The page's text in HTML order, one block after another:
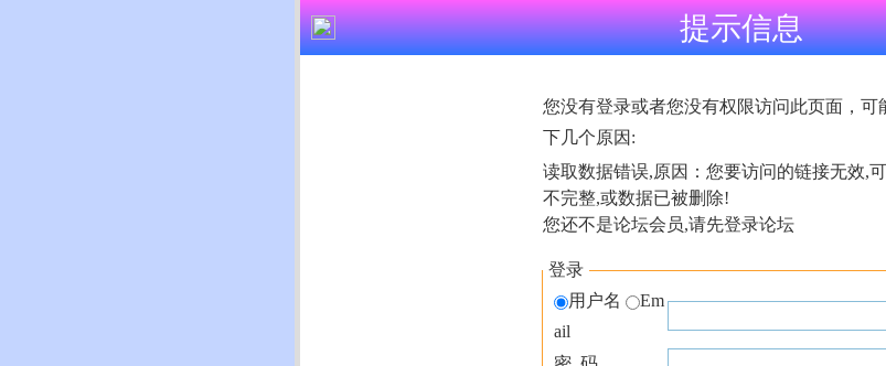
提示信息
您没有登录或者您没有权限访问此页面，可
下几个原因:
读取数据错误,原因：您要访问的链接无效,
不完整,或数据已被删除!
您还不是论坛会员,请先登录论坛
登录
用户名
Em
ail